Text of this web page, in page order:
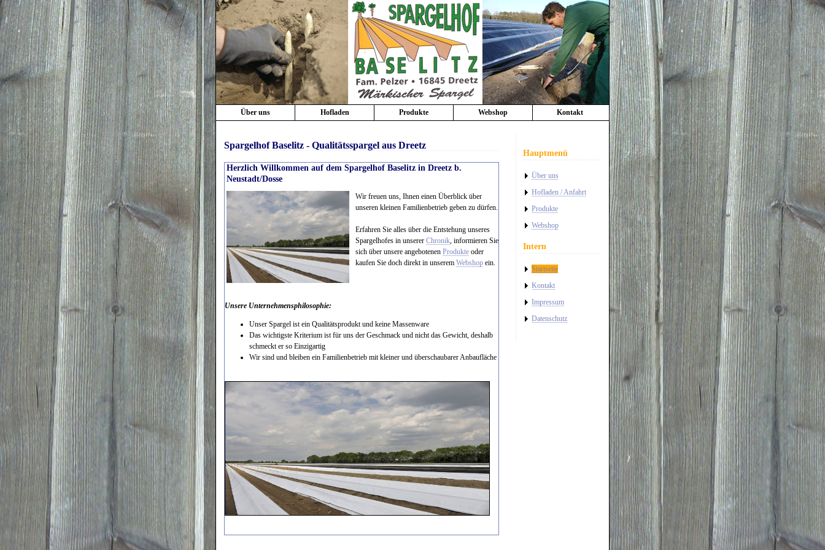
Über uns Hofladen Produkte Webshop Kontakt
Hauptmenü
Über uns
Hofladen / Anfahrt
Produkte
Webshop
Intern
Startseite
Kontakt
Impressum
Datenschutz
Spargelhof Baselitz - Qualitätsspargel aus Dreetz
Herzlich Willkommen auf dem Spargelhof Baselitz in Dreetz b.
Neustadt/Dosse
Wir freuen uns, Ihnen einen Überblick über
unseren kleinen Familienbetrieb geben zu dürfen.
Erfahren Sie alles über die Entstehung unseres
Spargelhofes in unserer Chronik, informieren Sie
sich über unsere angebotenen Produkteoder
kaufen Sie doch direkt in unserem Webshopein.
Unsere Unternehmensphilosophie:
Unser Spargel ist ein Qualitätsprodukt und keine Massenware
Das wichtigste Kriterium ist für uns der Geschmack und nicht das Gewicht, deshalb
schmeckt er so Einzigartig
Wir sind und bleiben ein Familienbetrieb mit kleiner und überschaubarer Anbaufläche